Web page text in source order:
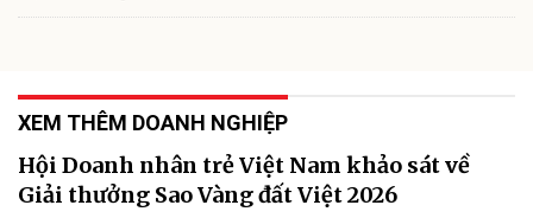
XEM THÊM DOANH NGHIỆP
Hội Doanh nhân trẻ Việt Nam khảo sát về
Giải thưởng Sao Vàng đất Việt 2026